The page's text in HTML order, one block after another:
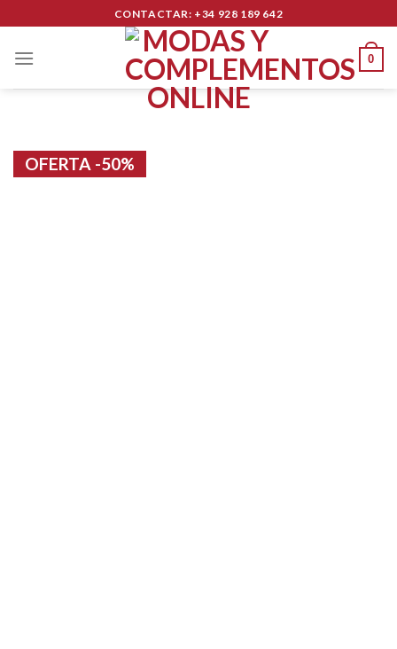
content
CONTACTAR: +34 928 189 642
0
OFERTA -50%